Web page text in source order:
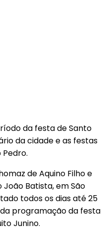
da festa de Santo
da cidade e as festas
Pedro.
de Aquino Filho e
João Batista, em São
todos os dias até 25
programação da festa
Junino.